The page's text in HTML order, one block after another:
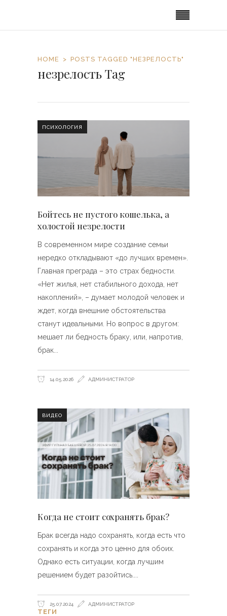
HOME POSTS TAGGED "НЕЗРЕЛОСТЬ"
незрелость Tag
ПСИХОЛОГИЯ
Бойтесь не пустого кошелька, а
холостой незрелости
В современном мире создание семьи
нередко откладывают «до лучших времен».
Главная преграда – это страх бедности.
«Нет жилья, нет стабильного дохода, нет
накоплений», – думает молодой человек и
ждет, когда внешние обстоятельства
станут идеальными. Но вопрос в другом:
мешает ли бедность браку, или, напротив,
брак
14.05.2026 АДМИНИСТРАТОР
ВИДЕО
Когда не стоит сохранять брак?
Брак всегда надо сохранять, когда есть что
сохранять и когда это ценно для обоих.
Однако есть ситуации, когда лучшим
решением будет разойтись.
25.07.2024 АДМИНИСТРАТОР
ТЕГИ